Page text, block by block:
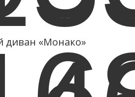
диван «Монако»
2016»
- 08.05.2016